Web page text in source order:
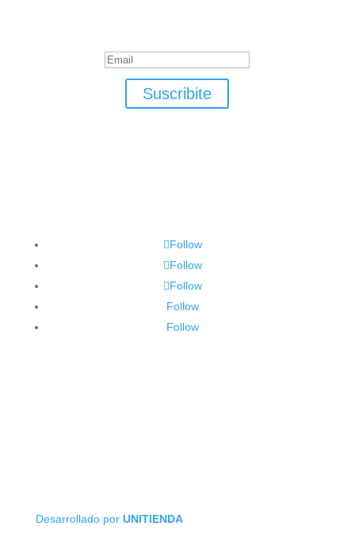
Suscribite
Follow
Follow
Follow
Follow
Follow
Desarrollado por UNITIENDA